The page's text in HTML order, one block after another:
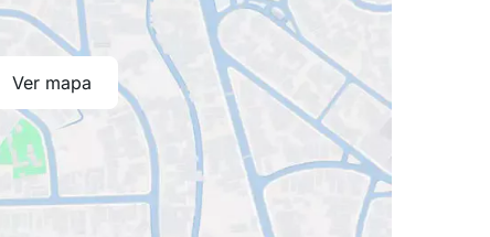
Ver mapa